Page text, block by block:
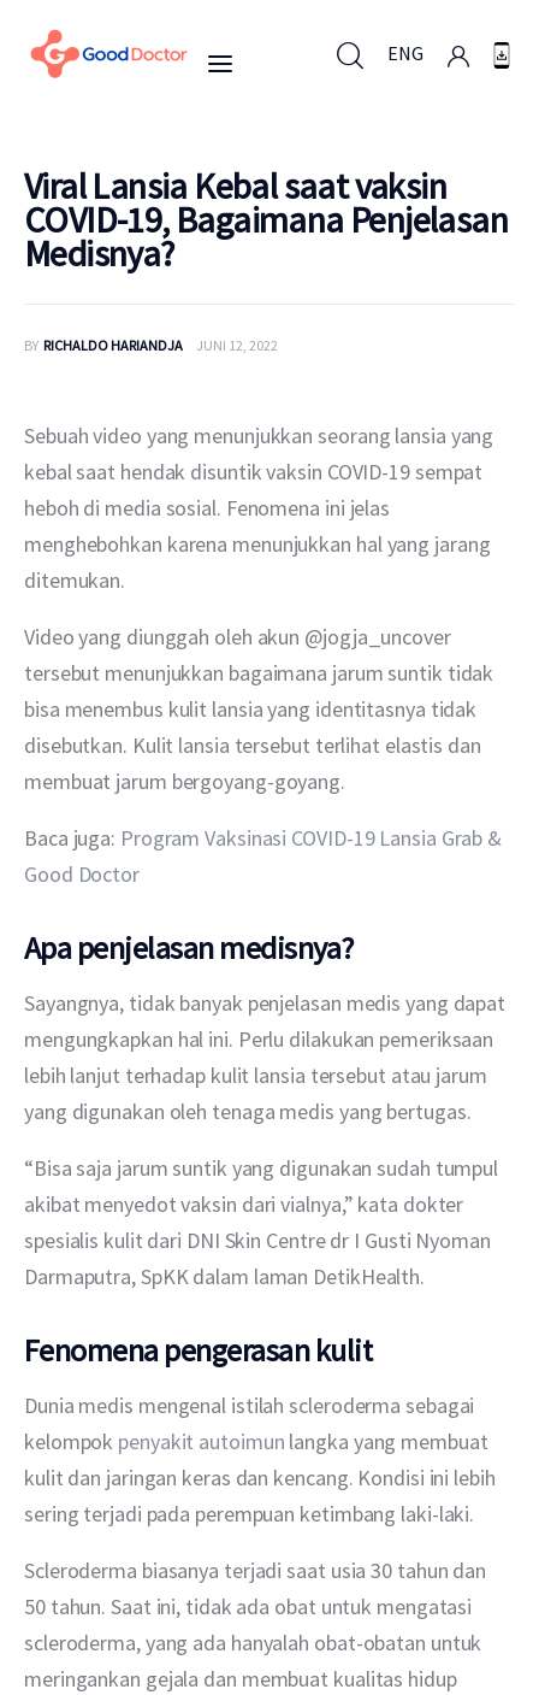
ENG
ENG
Untuk Bisnis
Berita
Layanan
Viral Lansia Kebal saat vaksin
COVID-19, Bagaimana Penjelasan
Medisnya?
BY RICHALDO HARIANDJA JUNI 12, 2022
Sebuah video yang menunjukkan seorang lansia yang
kebal saat hendak disuntik vaksin COVID-19 sempat
heboh di media sosial. Fenomena ini jelas
menghebohkan karena menunjukkan hal yang jarang
ditemukan.
Video yang diunggah oleh akun @jogja_uncover
tersebut menunjukkan bagaimana jarum suntik tidak
bisa menembus kulit lansia yang identitasnya tidak
disebutkan. Kulit lansia tersebut terlihat elastis dan
membuat jarum bergoyang-goyang.
Baca juga: Program Vaksinasi COVID-19 Lansia Grab &
Good Doctor
Apa penjelasan medisnya?
Sayangnya, tidak banyak penjelasan medis yang dapat
mengungkapkan hal ini. Perlu dilakukan pemeriksaan
lebih lanjut terhadap kulit lansia tersebut atau jarum
yang digunakan oleh tenaga medis yang bertugas.
“Bisa saja jarum suntik yang digunakan sudah tumpul
akibat menyedot vaksin dari vialnya,” kata dokter
spesialis kulit dari DNI Skin Centre dr I Gusti Nyoman
Darmaputra, SpKK dalam laman DetikHealth.
Fenomena pengerasan kulit
Dunia medis mengenal istilah scleroderma sebagai
kelompok penyakit autoimun langka yang membuat
kulit dan jaringan keras dan kencang. Kondisi ini lebih
sering terjadi pada perempuan ketimbang laki-laki.
Scleroderma biasanya terjadi saat usia 30 tahun dan
50 tahun. Saat ini, tidak ada obat untuk mengatasi
scleroderma, yang ada hanyalah obat-obatan untuk
meringankan gejala dan membuat kualitas hidup